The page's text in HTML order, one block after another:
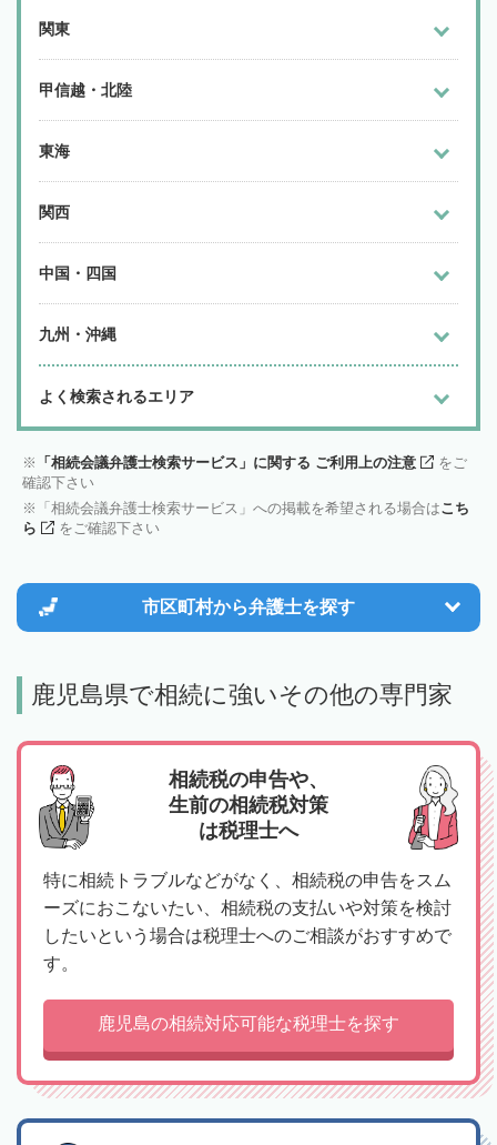
関東
甲信越・北陸
東海
関西
中国・四国
九州・沖縄
よく検索されるエリア
「相続会議弁護士検索サービス」に関する ご利用上の注意
をご
確認下さい
「相続会議弁護士検索サービス」への掲載を希望される場合はこち
ら
をご確認下さい
市区町村から弁護士を探す
鹿児島県で相続に強いその他の専門家
相続税の申告や、
生前の相続税対策
は税理士へ
特に相続トラブルなどがなく、相続税の申告をスム
ーズにおこないたい、相続税の支払いや対策を検討
したいという場合は税理士へのご相談がおすすめで
す。
鹿児島の相続対応可能な税理士を探す